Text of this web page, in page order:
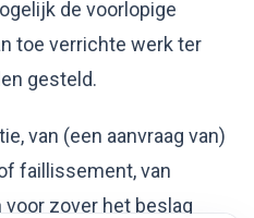
de voorlopige
toe verrichte werk ter
gesteld.
van (een aanvraag van)
faillissement, van
zover het beslag